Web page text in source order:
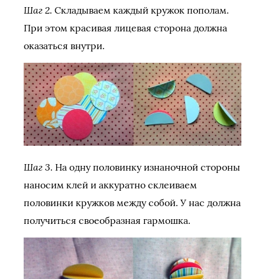
Шаг 2. Складываем каждый кружок пополам.
При этом красивая лицевая сторона должна
оказаться внутри.
Шаг 3. На одну половинку изнаночной стороны
наносим клей и аккуратно склеиваем
половинки кружков между собой. У нас должна
получиться своеобразная гармошка.